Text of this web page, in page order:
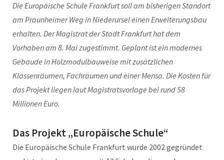
Die Europäische Schule Frankfurt soll am bisherigen Standort
am Praunheimer Weg in Niederursel einen Erweiterungsbau
erhalten. Der Magistrat der Stadt Frankfurt hat dem
Vorhaben am 8. Mai zugestimmt. Geplant ist ein modernes
Gebäude in Holzmodulbauweise mit zusätzlichen
Klassenräumen, Fachräumen und einer Mensa. Die Kosten für
das Projekt liegen laut Magistratsvorlage bei rund 58
Millionen Euro.
Das Projekt „Europäische Schule“
Die Europäische Schule Frankfurt wurde 2002 gegründet